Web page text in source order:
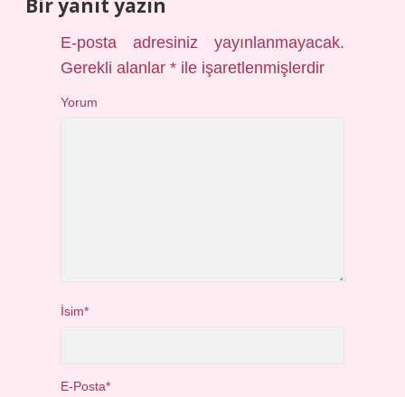
Bir yanıt yazın
E-posta adresiniz yayınlanmayacak.
Gerekli alanlar* ile işaretlenmişlerdir
Yorum
İsim*
E-Posta*